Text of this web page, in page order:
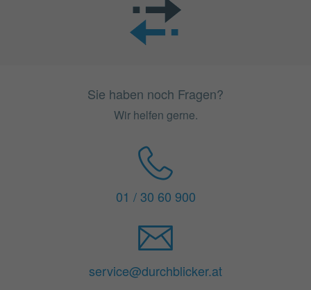
Sie haben noch Fragen?
Wir helfen gerne.
01 / 30 60 900
service@durchblicker.at